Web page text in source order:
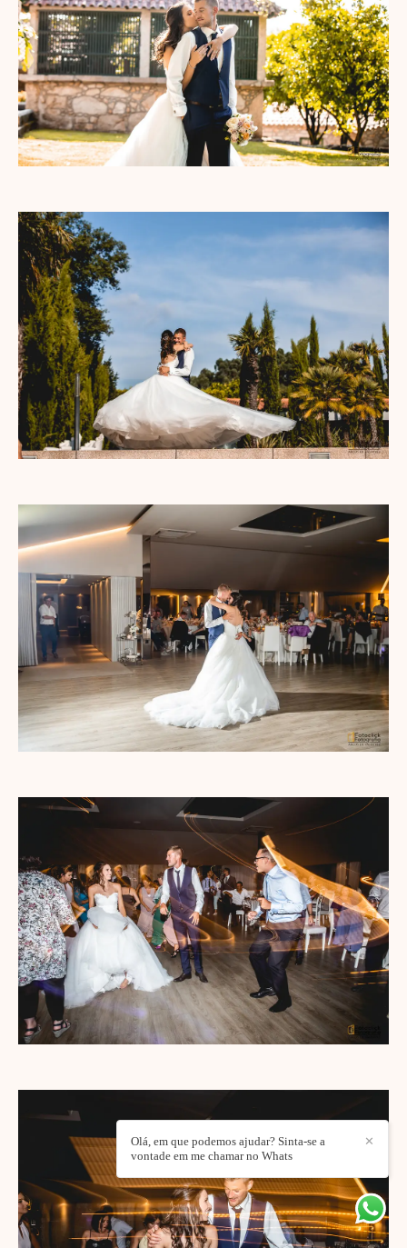
✕
Olá, em que podemos ajudar? Sinta-se a
vontade em me chamar no Whats